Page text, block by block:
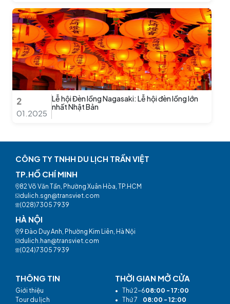
2
01.2025
Lễ hội Đèn lồng Nagasaki: Lễ hội đèn lồng lớn
nhất Nhật Bản
CÔNG TY TNHH DU LỊCH TRẦN VIỆT
TP.HỒ CHÍ MINH
82 Võ Văn Tần, Phường Xuân Hòa, TP.HCM
dulich.sgn@transviet.com
(028)7305 7939
HÀ NỘI
9 Đào Duy Anh, Phường Kim Liên, Hà Nội
dulich.han@transviet.com
(024)7305 7939
THÔNG TIN
Giới thiệu
Tour du lịch
THỜI GIAN MỞ CỬA
• Thứ 2-608:00 - 17:00
• Thứ 7 08:00 - 12:00